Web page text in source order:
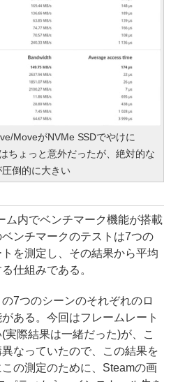
MoveがNVMe SSDでやけに
ちょっと意外だったが、絶対的な
倒的に大きい
内でベンチマーク機能が搭載
ンチマークのテストは7つの
を測定し、その結果から平均
仕組みである。
7つのシーンのそれぞれのロ
ある。今回はフレームレート
実際結果は一緒だった)が、こ
なっていたので、この結果を
の測定のために、Steamの画